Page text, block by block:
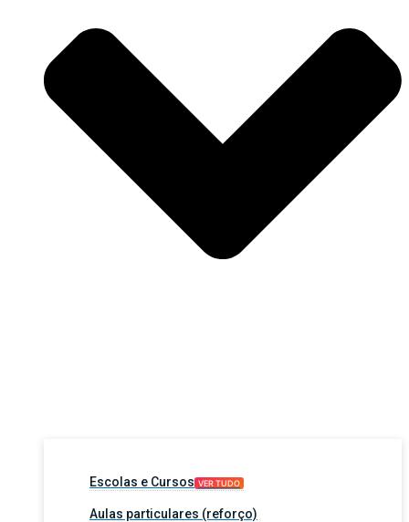
Escolas e Cursos VER TUDO
Aulas particulares (reforço)